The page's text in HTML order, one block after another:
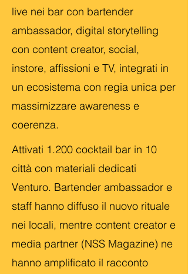
live nei bar con bartender
ambassador, digital storytelling
con content creator, social,
instore, affissioni e TV, integrati in
un ecosistema con regia unica per
massimizzare awareness e
coerenza.
Attivati 1.200 cocktail bar in 10
città con materiali dedicati
Venturo. Bartender ambassador e
staff hanno diffuso il nuovo rituale
nei locali, mentre content creator e
media partner (NSS Magazine) ne
hanno amplificato il racconto